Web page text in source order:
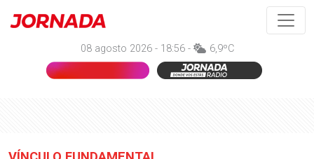
08 agosto 2026 - 18:56 - 6,9ºC